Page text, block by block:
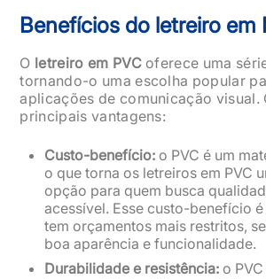
Benefícios do letreiro em
O letreiro em PVCoferece uma
tornando-o uma escolha popular
aplicações de comunicação visual.
principais vantagens:
Custo-benefício: o PVC é um
o que torna os letreiros em PVC
opção para quem busca
acessível. Esse custo-benefício
tem orçamentos mais restritos,
boa aparência e funcionalidade.
Durabilidade e resistência: o